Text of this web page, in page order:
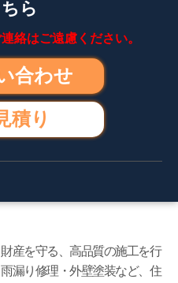
ら
絡はご遠慮ください。
合わせ
積り
産を守る、高品質の施工を行
漏り修理・外壁塗装など、住